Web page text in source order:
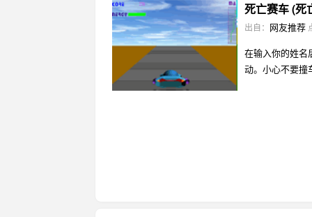
死亡赛车 (死
出自： 网友推荐
在输入你的姓名
动。小心不要